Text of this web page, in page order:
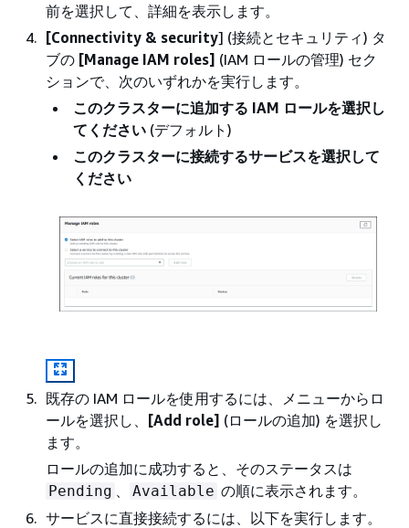
前を選択して、詳細を表示します。
[Connectivity & security] (接続とセキュリティ) タ
ブの [Manage IAM roles] (IAM ロールの管理) セク
ションで、次のいずれかを実行します。
このクラスターに追加する IAM ロールを選択し
てください (デフォルト)
このクラスターに接続するサービスを選択して
ください
既存の IAM ロールを使用するには、メニューからロ
ールを選択し、 [Add role] (ロールの追加) を選択し
ます。
ロールの追加に成功すると、そのステータスは
Pending Available の順に表示されます。
サービスに直接接続するには、以下を実行します。